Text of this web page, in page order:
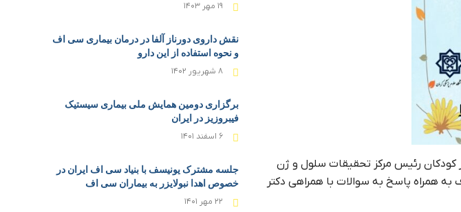
رئیس مرکز تحقیقات سلول و ژن
همراه پاسخ به سوالات با همراهی دکتر
۱۹ مهر ۱۴۰۳
نقش داروی دورناز آلفا در درمان بیماری سی اف
و نحوه استفاده از این دارو
۸ شهریور ۱۴۰۲
برگزاری دومین همایش ملی بیماری سیستیک
فیبروزیز در ایران
۶ اسفند ۱۴۰۱
جلسه مشترک یونیسف با بنیاد سی اف ایران در
خصوص اهدا نبولایزر به بیماران سی اف
۲۲ مهر ۱۴۰۱